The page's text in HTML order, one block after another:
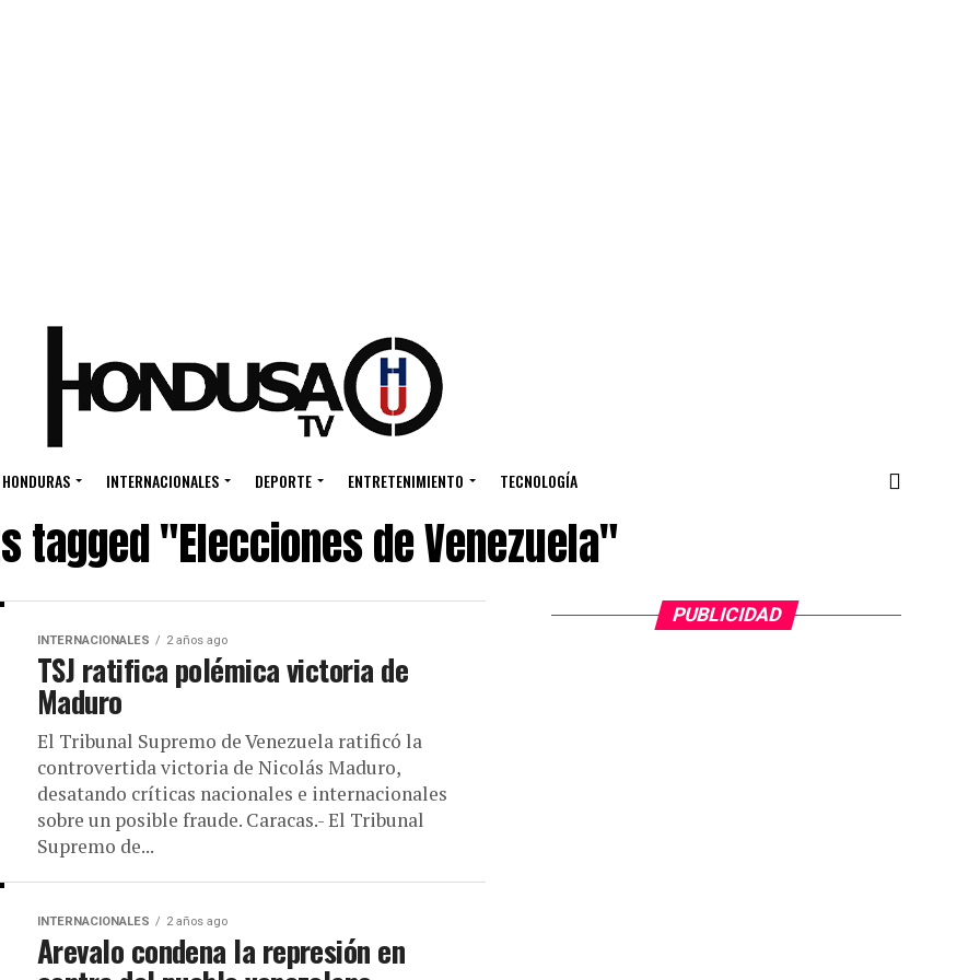
HONDURAS INTERNACIONALES DEPORTE ENTRETENIMIENTO TECNOLOGÍA
tagged "Elecciones de Venezuela"
INTERNACIONALES 2 años ago
TSJ ratifica polémica victoria de
Maduro
El Tribunal Supremo de Venezuela ratificó la
controvertida victoria de Nicolás Maduro,
desatando críticas nacionales e internacionales
sobre un posible fraude. Caracas.- El Tribunal
Supremo de...
INTERNACIONALES 2 años ago
Arevalo condena la represión en
PUBLICIDAD